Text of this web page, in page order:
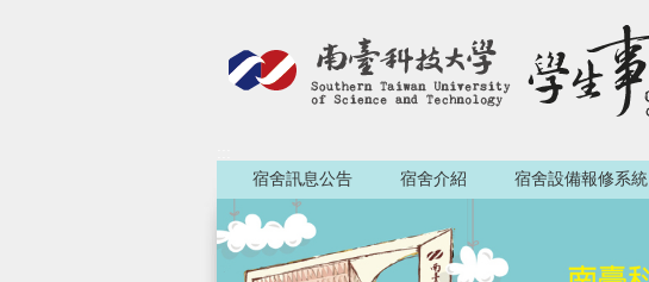
宿舍訊息公告
宿舍介紹 宿舍設備報修系統